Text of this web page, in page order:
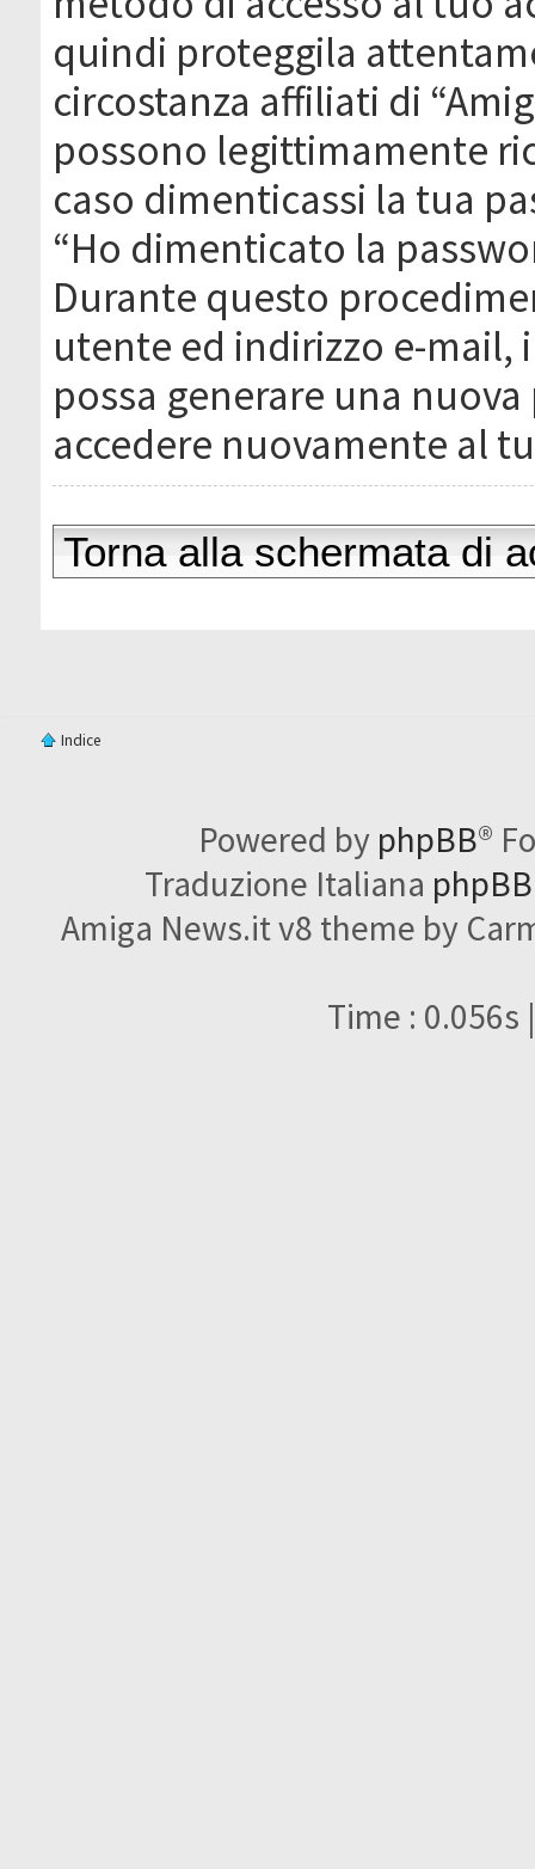
quindi proteggila
circostanza affiliati di
possono legittimamente
caso dimenticassi la tua
“Ho dimenticato la
Durante questo
utente ed indirizzo e-mail,
possa generare una
accedere nuovamente al
Torna alla schermata di
Indice
Powered by phpBB®
Traduzione Italiana
Amiga News.it v8 theme by
Time : 0.056s